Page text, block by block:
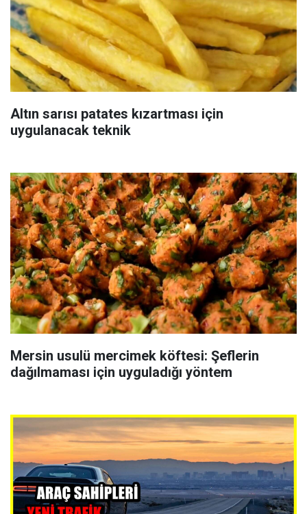
Altın sarısı patates kızartması için
uygulanacak teknik
Mersin usulü mercimek köftesi: Şeflerin
dağılmaması için uyguladığı yöntem